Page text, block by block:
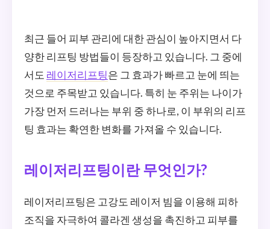
최근 들어 피부 관리에 대한 관심이 높아지면서 다
양한 리프팅 방법들이 등장하고 있습니다. 그 중에
서도 레이저리프팅은 그 효과가 빠르고 눈에 띄는
것으로 주목받고 있습니다. 특히 눈 주위는 나이가
가장 먼저 드러나는 부위 중 하나로, 이 부위의 리프
팅 효과는 확연한 변화를 가져올 수 있습니다.
레이저리프팅이란 무엇인가?
레이저리프팅은 고강도 레이저 빔을 이용해 피하
조직을 자극하여 콜라겐 생성을 촉진하고 피부를